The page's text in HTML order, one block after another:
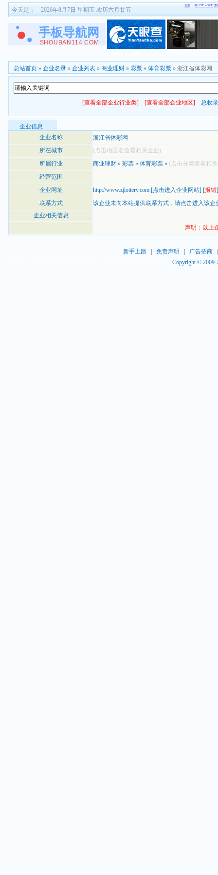
今天是： 2026年8月7日 星期五 农历六月廿五
总站首页 » 企业名录 » 企业列表 » 商业理财 » 彩票 » 体育彩票 » 浙江省体彩网
[查看全部企业行业类] [查看全部企业地区] 总收
企业信息
企业名称
浙江省体彩网
所在城市
(点击地区名查看相关企业)
所属行业
商业理财 » 彩票 » 体育彩票 » (点击分类查看相
经营范围
企业网址
http://www.zjlottery.com [点击进入企业网站] [报错]
联系方式
该企业未向本站提供联系方式， 请点击进入该企
企业相关信息
声明：以上
新手上路| 免责声明 广告招商
Copyright ©